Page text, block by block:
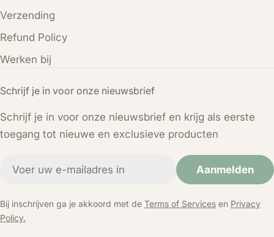
Schrijf je in voor onze nieuwsbrief
Schrijf je in voor onze nieuwsbrief en krijg als eerste
toegang tot nieuwe en exclusieve producten
Aanmelden
Bij inschrijven ga je akkoord met de Terms of Services en Privacy
Policy.
Verzending
Refund Policy
Werken bij